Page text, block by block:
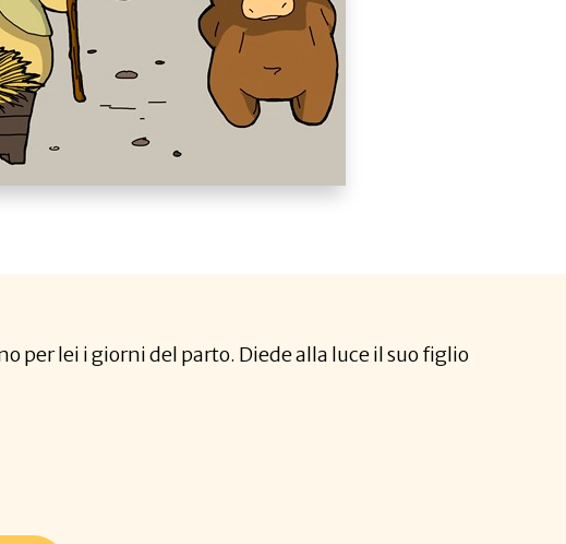
per lei i giorni del parto. Diede alla luce il suo figlio